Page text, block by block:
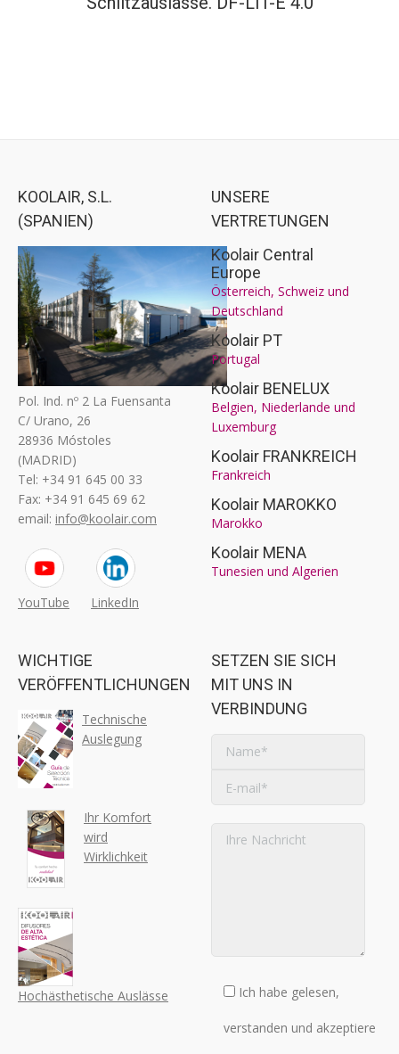
KOOLAIR, S.L.
(SPANIEN)
Pol. Ind. nº 2 La Fuensanta
C/ Urano, 26
28936 Móstoles
(MADRID)
Tel: +34 91 645 00 33
Fax: +34 91 645 69 62
email: info@koolair.com
YouTube LinkedIn
UNSERE
VERTRETUNGEN
Koolair Central
Europe
Österreich, Schweiz und
Deutschland
Koolair PT
Portugal
Koolair BENELUX
Belgien, Niederlande und
Luxemburg
Koolair FRANKREICH
Frankreich
Koolair MAROKKO
Marokko
Koolair MENA
Tunesien und Algerien
WICHTIGE
VERÖFFENTLICHUNGEN
Technische
Auslegung
Ihr Komfort
wird
Wirklichkeit
Hochästhetische Auslässe
SETZEN SIE SICH
MIT UNS IN
VERBINDUNG
Ich habe gelesen,
verstanden und akzeptiere